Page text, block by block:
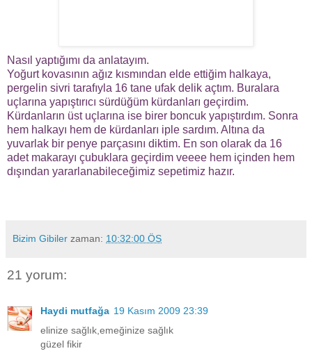
Nasıl yaptığımı da anlatayım.
Yoğurt kovasının ağız kısmından elde ettiğim halkaya,
pergelin sivri tarafıyla 16 tane ufak delik açtım. Buralara
uçlarına yapıştırıcı sürdüğüm kürdanları geçirdim.
Kürdanların üst uçlarına ise birer boncuk yapıştırdım. Sonra
hem halkayı hem de kürdanları iple sardım. Altına da
yuvarlak bir penye parçasını diktim. En son olarak da 16
adet makarayı çubuklara geçirdim veeee hem içinden hem
dışından yararlanabileceğimiz sepetimiz hazır.
Bizim Gibiler zaman: 10:32:00 ÖS
21 yorum:
Haydi mutfağa 19 Kasım 2009 23:39
elinize sağlık,emeğinize sağlık
güzel fikir